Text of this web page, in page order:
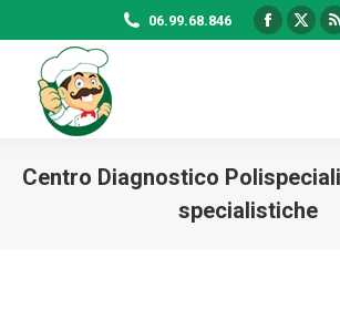
06.99.68.846
window
X
Centro Diagnostico
specialistiche